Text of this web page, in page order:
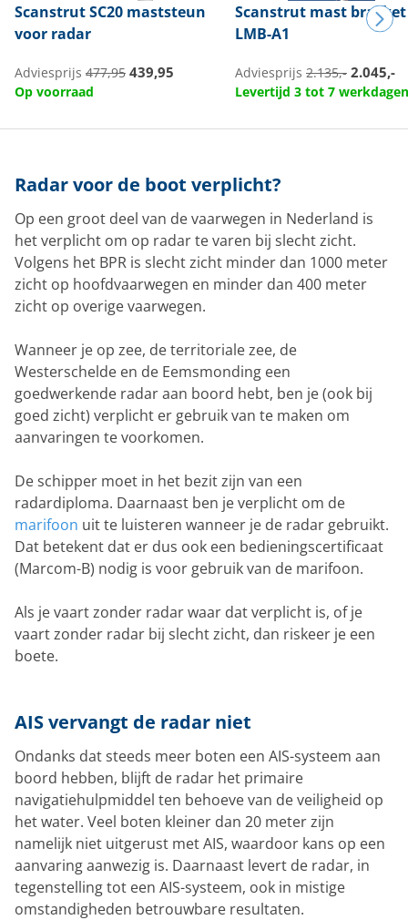
ScanstrutSC20 maststeun
voor radar
Adviesprijs 477,95 439,95
Op voorraad
Scanstrut mast bracket
LMB-A1
Adviesprijs 2.135,- 2.045,-
Levertijd 3 tot 7 werkdagen
Radar voor de boot verplicht?
Op een groot deel van de vaarwegen in Nederland is
het verplicht om op radar te varen bij slecht zicht.
Volgens het BPR is slecht zicht minder dan 1000 meter
zicht op hoofdvaarwegen en minder dan 400 meter
zicht op overige vaarwegen.
Wanneer je op zee, de territoriale zee, de
Westerschelde en de Eemsmonding een
goedwerkende radar aan boord hebt, ben je (ook bij
goed zicht) verplicht er gebruik van te maken om
aanvaringen te voorkomen.
De schipper moet in het bezit zijn van een
radardiploma. Daarnaast ben je verplicht om de
marifoon uit te luisteren wanneer je de radar gebruikt.
Dat betekent dat er dus ook een bedieningscertificaat
(Marcom-B) nodig is voor gebruik van de marifoon.
Als je vaart zonder radar waar dat verplicht is, of je
vaart zonder radar bij slecht zicht, dan riskeer je een
boete.
AIS vervangt de radar niet
Ondanks dat steeds meer boten een AIS-systeem aan
boord hebben, blijft de radar het primaire
navigatiehulpmiddel ten behoeve van de veiligheid op
het water. Veel boten kleiner dan 20 meter zijn
namelijk niet uitgerust met AIS, waardoor kans op een
aanvaring aanwezig is. Daarnaast levert de radar, in
tegenstelling tot een AIS-systeem, ook in mistige
omstandigheden betrouwbare resultaten.